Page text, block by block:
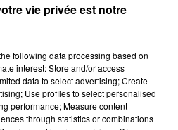
Despacitoet il y aura
sortie de ce nouvel opus,
préparer
une autre énorme
: au début de l’été, il sera de
une grande tournée. «Être
vie privée est notre
following data processing based on
interest: Store and/or access
data to select advertising; Create
Use profiles to select personalised
performance; Measure content
through statistics or combinations